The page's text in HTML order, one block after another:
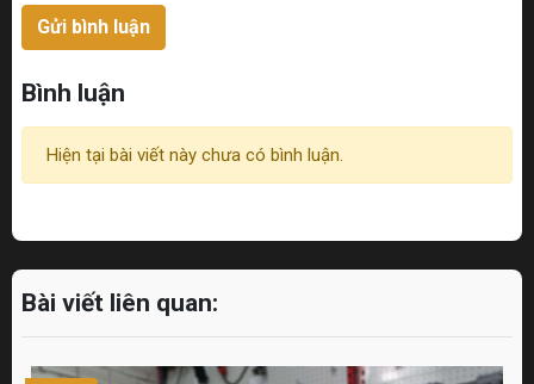
Gửi bình luận
Bình luận
Hiện tại bài viết này chưa có bình luận.
Bài viết liên quan: